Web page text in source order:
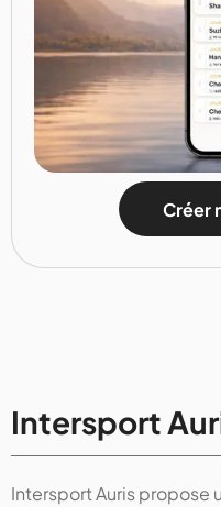
Créer
Intersport
Intersport Auris propose